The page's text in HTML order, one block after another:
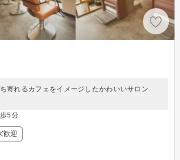
寄れるカフェをイメージしたかわいいサロン
5分
歓迎